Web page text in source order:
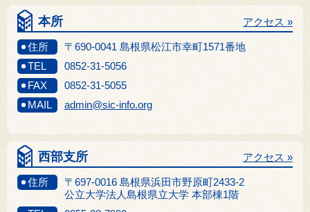
本所
住所 〒690-0041 島根県松江市幸町1571番地
アクセス »
TEL
0852-31-5056
FAX
0852-31-5055
MAIL
admin@sic-info.org
西部支所
住所
〒697-0016 島根県浜田市野原町2433-2
公立大学法人島根県立大学 本部棟1階
アクセス »